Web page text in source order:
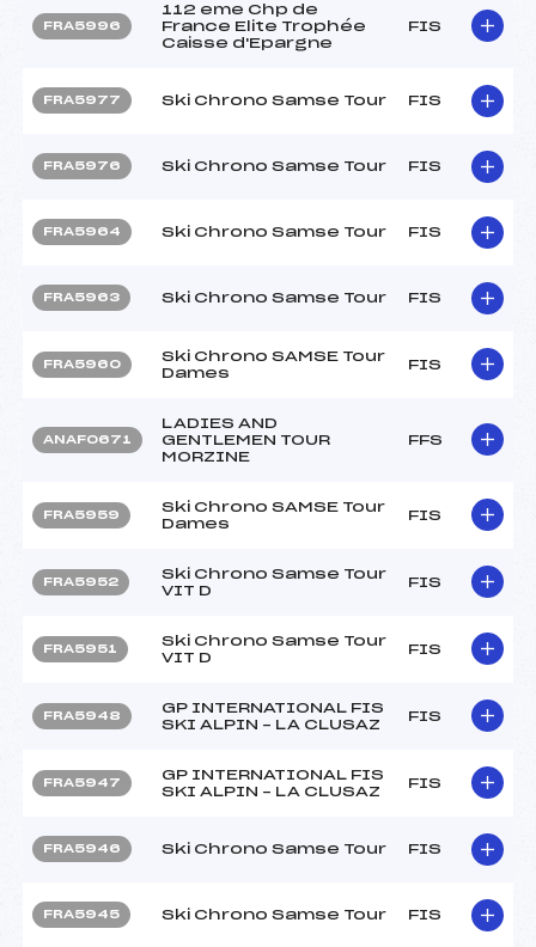
FRA5996
112 eme Chp de
France Elite Trophée
Caisse d'Epargne
FIS
FRA5977 Ski Chrono Samse Tour FIS
FRA5976 Ski Chrono Samse Tour FIS
FRA5964 Ski Chrono Samse Tour FIS
FRA5963 Ski Chrono Samse Tour FIS
FRA5960
Ski Chrono SAMSE Tour
Dames
FIS
ANAF0671
LADIES AND
GENTLEMEN TOUR
MORZINE
FFS
FRA5959
Ski Chrono SAMSE Tour
Dames
FIS
FRA5952
Ski Chrono Samse Tour
VIT D
FIS
FRA5951
Ski Chrono Samse Tour
VIT D
FIS
FRA5948
GP INTERNATIONAL FIS
SKI ALPIN – LA CLUSAZ
FIS
FRA5947
GP INTERNATIONAL FIS
SKI ALPIN – LA CLUSAZ
FIS
FRA5946 Ski Chrono Samse Tour FIS
FRA5945 Ski Chrono Samse Tour FIS